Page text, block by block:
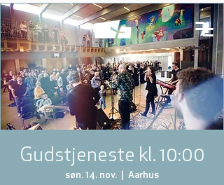
Gudstjeneste kl. 10:00
søn. 14. nov. Aarhus